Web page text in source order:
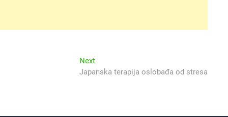
NextNext
post:
Japanska terapija oslobađa od stresa